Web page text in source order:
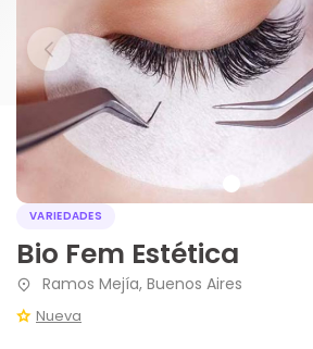
VARIEDADES
Bio Fem Estética
Ramos Mejía, Buenos Aires
Nueva